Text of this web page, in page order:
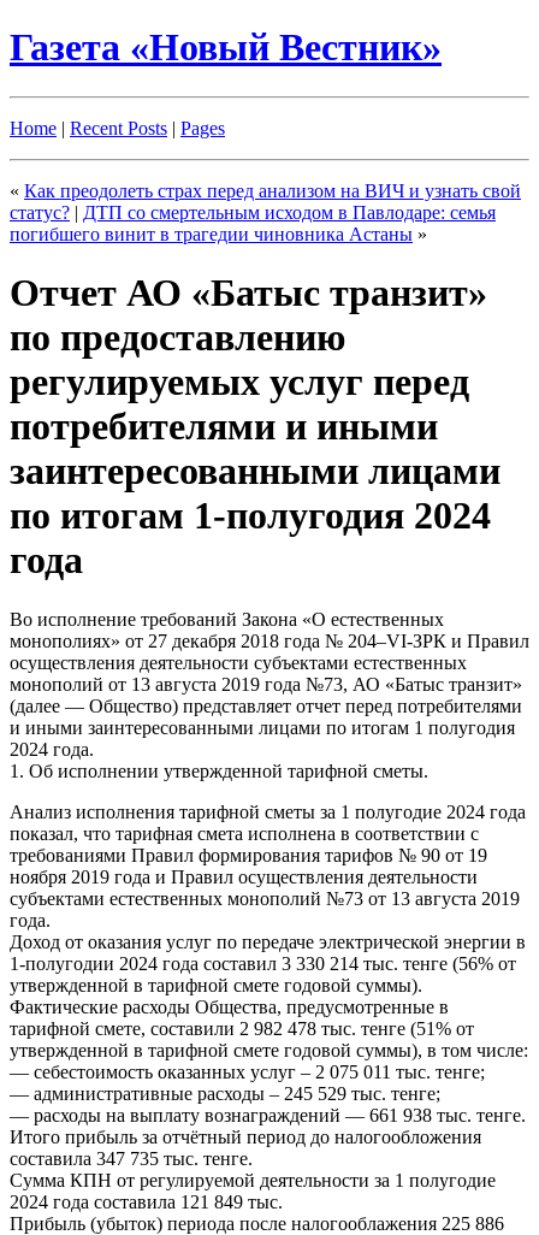
Газета «Новый Вестник»
Home | Recent Posts | Pages
« Как преодолеть страх перед анализом на ВИЧ и узнать свой
статус? | ДТП со смертельным исходом в Павлодаре: семья
погибшего винит в трагедии чиновника Астаны »
Отчет АО «Батыс транзит»
по предоставлению
регулируемых услуг перед
потребителями и иными
заинтересованными лицами
по итогам 1-полугодия 2024
года
Во исполнение требований Закона «О естественных
монополиях» от 27 декабря 2018 года № 204–VI-ЗРК и Правил
осуществления деятельности субъектами естественных
монополий от 13 августа 2019 года №73, АО «Батыс транзит»
(далее — Общество) представляет отчет перед потребителями
и иными заинтересованными лицами по итогам 1 полугодия
2024 года.
1. Об исполнении утвержденной тарифной сметы.
Анализ исполнения тарифной сметы за 1 полугодие 2024 года
показал, что тарифная смета исполнена в соответствии с
требованиями Правил формирования тарифов № 90 от 19
ноября 2019 года и Правил осуществления деятельности
субъектами естественных монополий №73 от 13 августа 2019
года.
Доход от оказания услуг по передаче электрической энергии в
1-полугодии 2024 года составил 3 330 214 тыс. тенге (56% от
утвержденной в тарифной смете годовой суммы).
Фактические расходы Общества, предусмотренные в
тарифной смете, составили 2 982 478 тыс. тенге (51% от
утвержденной в тарифной смете годовой суммы), в том числе:
— себестоимость оказанных услуг – 2 075 011 тыс. тенге;
— административные расходы – 245 529 тыс. тенге;
— расходы на выплату вознаграждений — 661 938 тыс. тенге.
Итого прибыль за отчётный период до налогообложения
составила 347 735 тыс. тенге.
Сумма КПН от регулируемой деятельности за 1 полугодие
2024 года составила 121 849 тыс.
Прибыль (убыток) периода после налогооблажения 225 886